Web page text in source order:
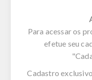
Para acessar os
efetue seu
Cadastro